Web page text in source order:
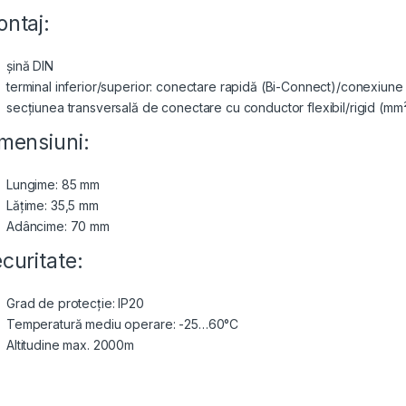
șină DIN
terminal inferior/superior: conectare rapidă (Bi-Connect)/conexiune
secțiunea transversală de conectare cu conductor flexibil/rigid
Lungime: 85 mm
Lățime: 35,5 mm
Adâncime: 70 mm
Grad de protecție: IP20
Temperatură mediu operare: -25…60°C
Altitudine max. 2000m